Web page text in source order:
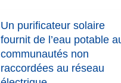
Un purificateur solaire
fournit de l’eau potable
communautés non
raccordées au réseau